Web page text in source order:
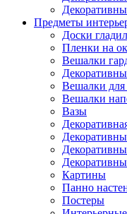
Предметы
Доски
Пленки на
Вешалки
Вешалки
Вешалки
Вазы
Картины
Панно
Постеры